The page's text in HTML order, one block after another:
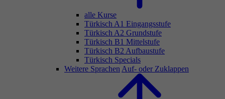
alle Kurse
Türkisch A1 Eingangsstufe
Türkisch A2 Grundstufe
Türkisch B1 Mittelstufe
Türkisch B2 Aufbaustufe
Türkisch Specials
Weitere Sprachen Auf- oder Zuklappen